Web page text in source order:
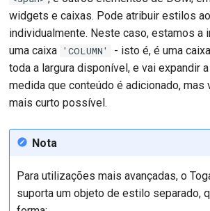
widgets e caixas. Pode atribuir estilos
individualmente. Neste caso, estamos a
uma caixa 'COLUMN'
- isto é, é uma
toda a largura disponível, e vai expandir
medida que conteúdo é adicionado, mas
mais curto possível.
Nota
Para utilizações mais avançadas, o
suporta um objeto de estilo separado,